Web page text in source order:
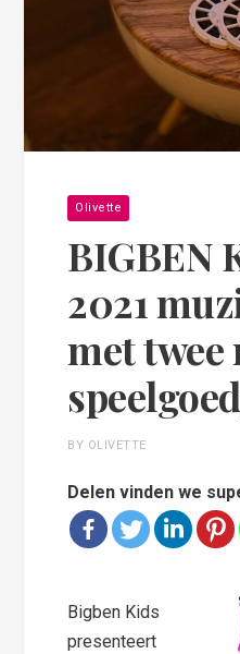
Olivette
BIGBEN
2021
met twee
BY OLIVETTE
Delen vinden we
Bigben Kids
presenteert